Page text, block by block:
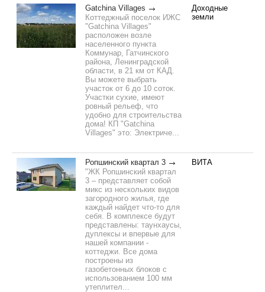
Gatchina Villages
Коттеджный поселок ИЖС
"Gatchina Villages"
расположен возле
населенного пункта
Коммунар, Гатчинского
района, Ленинградской
области, в 21 км от КАД.
Вы можете выбрать
участок от 6 до 10 соток.
Участки сухие, имеют
ровный рельеф, что
удобно для строительства
дома! КП "Gatchina
Villages" это: Электриче...
Доходные
земли
Ропшинский квартал 3
"ЖК Ропшинский квартал
3 – представляет собой
микс из нескольких видов
загородного жилья, где
каждый найдет что-то для
себя. В комплексе будут
представлены: таунхаусы,
дуплексы и впервые для
нашей компании -
коттеджи. Все дома
построены из
газобетонных блоков с
использованием 100 мм
утеплител...
ВИТА